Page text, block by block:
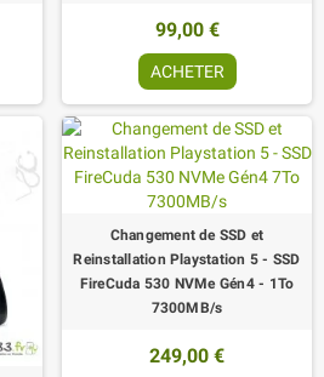
99,00 €
ACHETER
Changement de SSD et
Reinstallation Playstation 5 - SSD
FireCuda 530 NVMe Gén4 - 1To
7300MB/s
249,00 €